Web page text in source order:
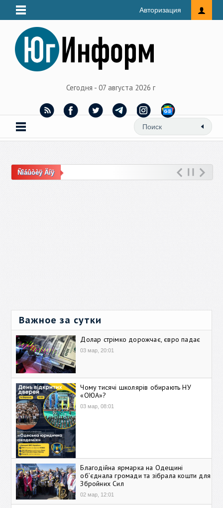
Авторизация
Сегодня - 07 августа 2026 г
Ñîáûòèÿ Äíÿ
Важное за сутки
Долар стрімко дорожчає, євро падає
03 мар, 20:01
Чому тисячі школярів обирають НУ
«ОЮА»?
03 мар, 08:01
Благодійна ярмарка на Одещині
об’єднала громади та зібрала кошти для
Збройних Сил
02 мар, 12:01